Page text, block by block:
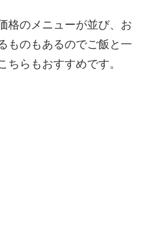
格のメニューが並び、お
ものもあるのでご飯と一
ちらもおすすめです。